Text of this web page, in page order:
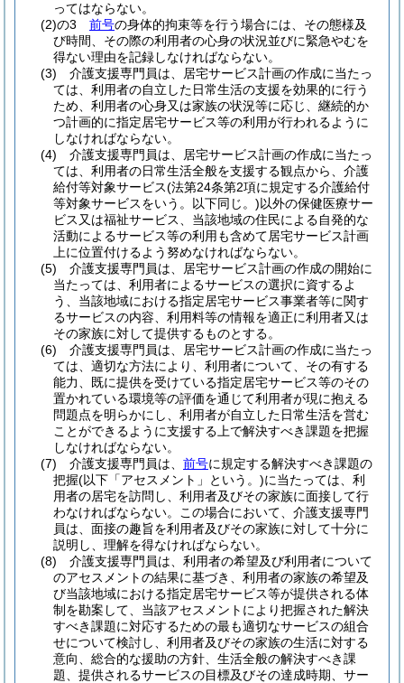
ってはならない。
(2)の3
前号の身体的拘束等を行う場合には、その態様及
び時間、その際の利用者の心身の状況並びに緊急やむを
得ない理由を記録しなければならない。
(3)
介護支援専門員は、居宅サービス計画の作成に当たっ
ては、利用者の自立した日常生活の支援を効果的に行う
ため、利用者の心身又は家族の状況等に応じ、継続的か
つ計画的に指定居宅サービス等の利用が行われるように
しなければならない。
(4)
介護支援専門員は、居宅サービス計画の作成に当たっ
ては、利用者の日常生活全般を支援する観点から、介護
給付等対象サービス(法第24条第2項に規定する介護給付
等対象サービスをいう。以下同じ。)以外の保健医療サー
ビス又は福祉サービス、当該地域の住民による自発的な
活動によるサービス等の利用も含めて居宅サービス計画
上に位置付けるよう努めなければならない。
(5)
介護支援専門員は、居宅サービス計画の作成の開始に
当たっては、利用者によるサービスの選択に資するよ
う、当該地域における指定居宅サービス事業者等に関す
るサービスの内容、利用料等の情報を適正に利用者又は
その家族に対して提供するものとする。
(6)
介護支援専門員は、居宅サービス計画の作成に当たっ
ては、適切な方法により、利用者について、その有する
能力、既に提供を受けている指定居宅サービス等のその
置かれている環境等の評価を通じて利用者が現に抱える
問題点を明らかにし、利用者が自立した日常生活を営む
ことができるように支援する上で解決すべき課題を把握
しなければならない。
(7)
介護支援専門員は、 前号に規定する解決すべき課題の
把握(以下「アセスメント」という。)に当たっては、利
用者の居宅を訪問し、利用者及びその家族に面接して行
わなければならない。
この場合において、介護支援専門
員は、面接の趣旨を利用者及びその家族に対して十分に
説明し、理解を得なければならない。
(8)
介護支援専門員は、利用者の希望及び利用者について
のアセスメントの結果に基づき、利用者の家族の希望及
び当該地域における指定居宅サービス等が提供される体
制を勘案して、当該アセスメントにより把握された解決
すべき課題に対応するための最も適切なサービスの組合
せについて検討し、利用者及びその家族の生活に対する
意向、総合的な援助の方針、生活全般の解決すべき課
題、提供されるサービスの目標及びその達成時期、サー